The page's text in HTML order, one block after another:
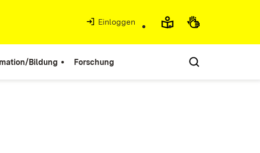
Einloggen
Bildung Forschung